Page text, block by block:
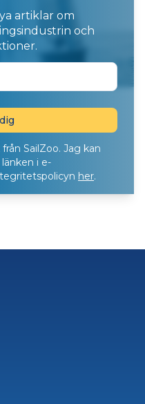
artiklar om
och
SailZoo. Jag kan
i e-
her.